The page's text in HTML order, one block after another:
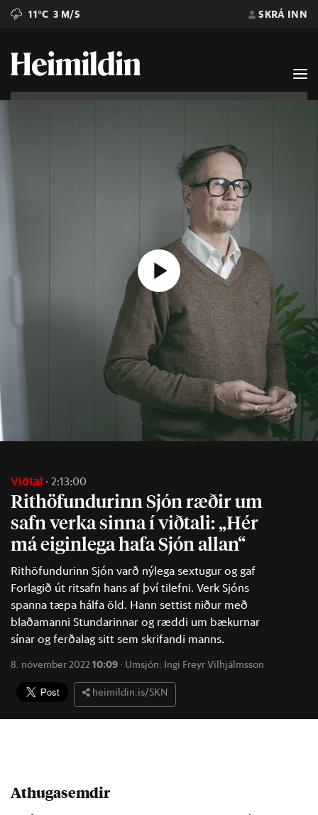
11°C 3 M/S SKRÁ INN
Viðtal 2:13:00
Rit­höf­und­ur­inn Sjón ræð­ir um
safn verka sinna í við­tali: „Hér
má eig­in­lega hafa Sjón all­an“
Rithöfundurinn Sjón varð nýlega sextugur og gaf
Forlagið út ritsafn hans af því tilefni. Verk Sjóns
spanna tæpa hálfa öld. Hann settist niður með
blaðamanni Stundarinnar og ræddi um bækurnar
sínar og ferðalag sitt sem skrifandi manns.
8. nóvember 2022 10:09 · Umsjón: Ingi Freyr Vilhjálmsson
heimildin.is/SKN
Athugasemdir